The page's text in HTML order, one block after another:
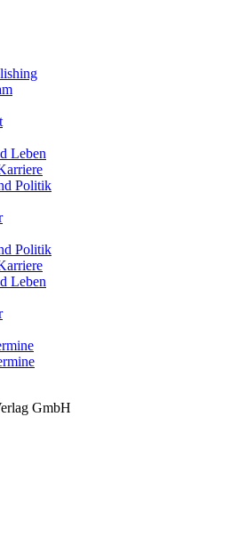
Leben
Politik
Politik
Leben
GmbH